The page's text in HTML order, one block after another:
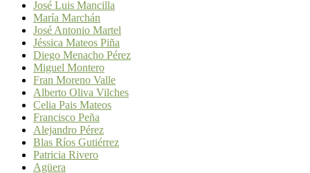
José Luis Mancilla
María Marchán
José Antonio Martel
Jéssica Mateos Piña
Diego Menacho Pérez
Miguel Montero
Fran Moreno Valle
Alberto Oliva Vilches
Celia Pais Mateos
Francisco Peña
Alejandro Pérez
Blas Ríos Gutiérrez
Patricia Rivero
Agüera